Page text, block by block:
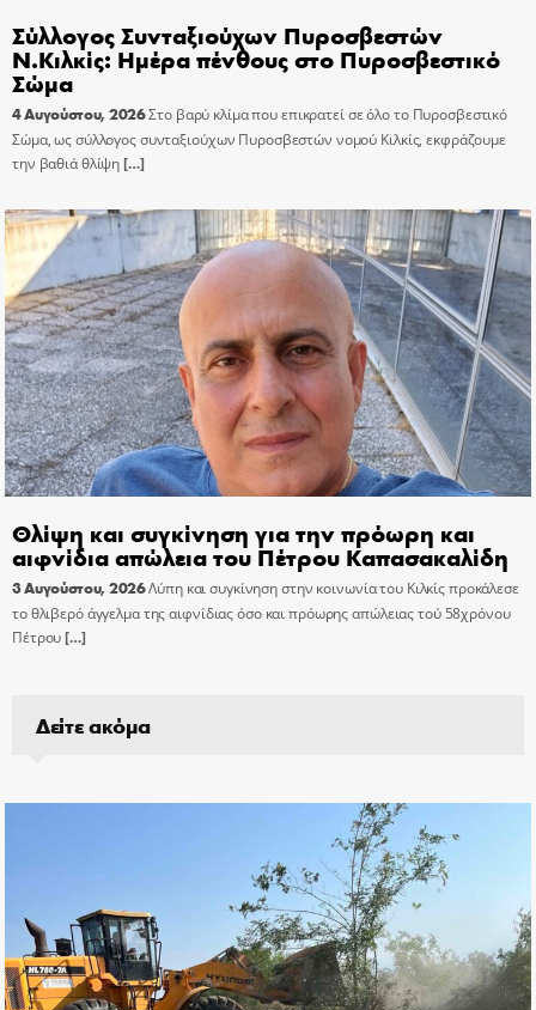
Σύλλογος Συνταξιούχων Πυροσβεστών
Ν.Κιλκίς: Ημέρα πένθους στο Πυροσβεστικό
Σώμα
4 Αυγούστου, 2026Στο βαρύ κλίμα που επικρατεί σε όλο το Πυροσβεστικό
Σώμα, ως σύλλογος συνταξιούχων Πυροσβεστών νομού Κιλκίς, εκφράζουμε
την βαθιά θλίψη[…]
Θλίψη και συγκίνηση για την πρόωρη και
αιφνίδια απώλεια του Πέτρου Καπασακαλίδη
3 Αυγούστου, 2026Λύπη και συγκίνηση στην κοινωνία του Κιλκίς προκάλεσε
το θλιβερό άγγελμα της αιφνίδιας όσο και πρόωρης απώλειας τού 58χρόνου
Πέτρου[…]
Δείτε ακόμα